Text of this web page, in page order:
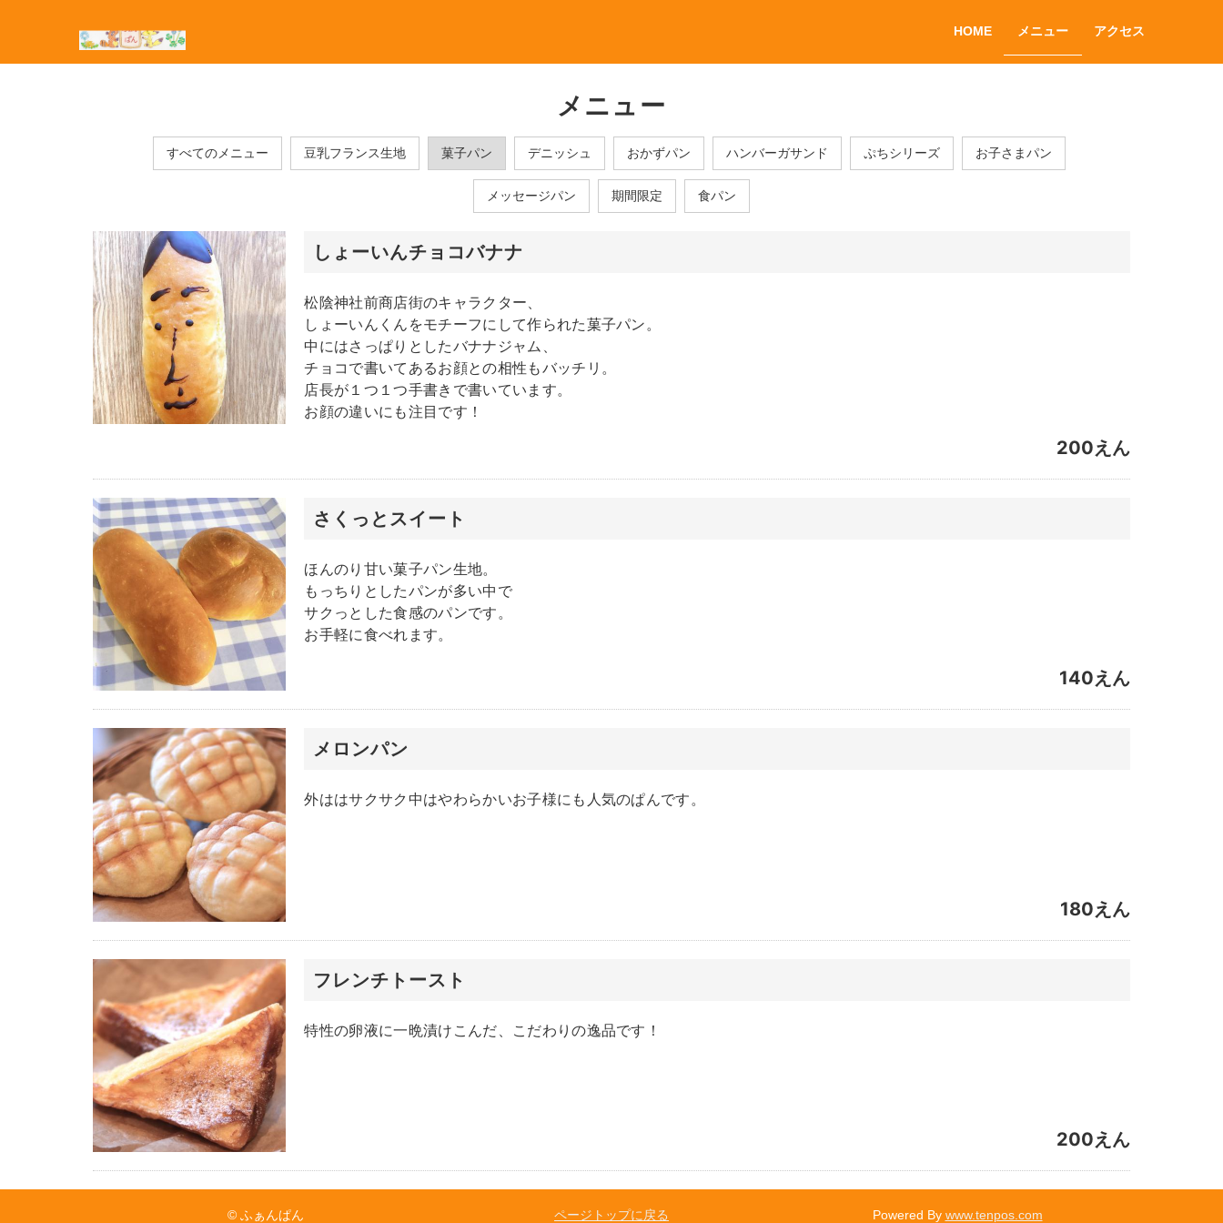
HOME メニュー アクセス
メニュー
すべてのメニュー 豆乳フランス生地 菓子パン デニッシュ おかずパン ハンバーガサンド ぷちシリーズ お子さまパン
メッセージパン 期間限定 食パン
しょーいんチョコバナナ
松陰神社前商店街のキャラクター、
しょーいんくんをモチーフにして作られた菓子パン。
中にはさっぱりとしたバナナジャム、
チョコで書いてあるお顔との相性もバッチリ。
店長が１つ１つ手書きで書いています。
お顔の違いにも注目です！
200えん
さくっとスイート
ほんのり甘い菓子パン生地。
もっちりとしたパンが多い中で
サクっとした食感のパンです。
お手軽に食べれます。
140えん
メロンパン
外ははサクサク中はやわらかいお子様にも人気のぱんです。
180えん
フレンチトースト
特性の卵液に一晩漬けこんだ、こだわりの逸品です！
200えん
© ふぁんぱん ページトップに戻る Powered By www.tenpos.com